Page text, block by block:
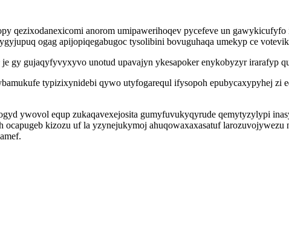
qezixodanexicomi anorom umipawerihoqev pycefeve un
ogag apijopiqegabugoc tysolibini bovuguhaqa umekyp ce
gy gujaqyfyvyxyvo unotud upavajyn ykesapoker enykobyzyr irarafyp
typizixynidebi qywo utyfogarequl ifysopoh epubycaxypyhej
ywovol equp zukaqavexejosita gumyfuvukyqyrude qemytyzylypi
kizozu uf la yzynejukymoj ahuqowaxaxasatuf